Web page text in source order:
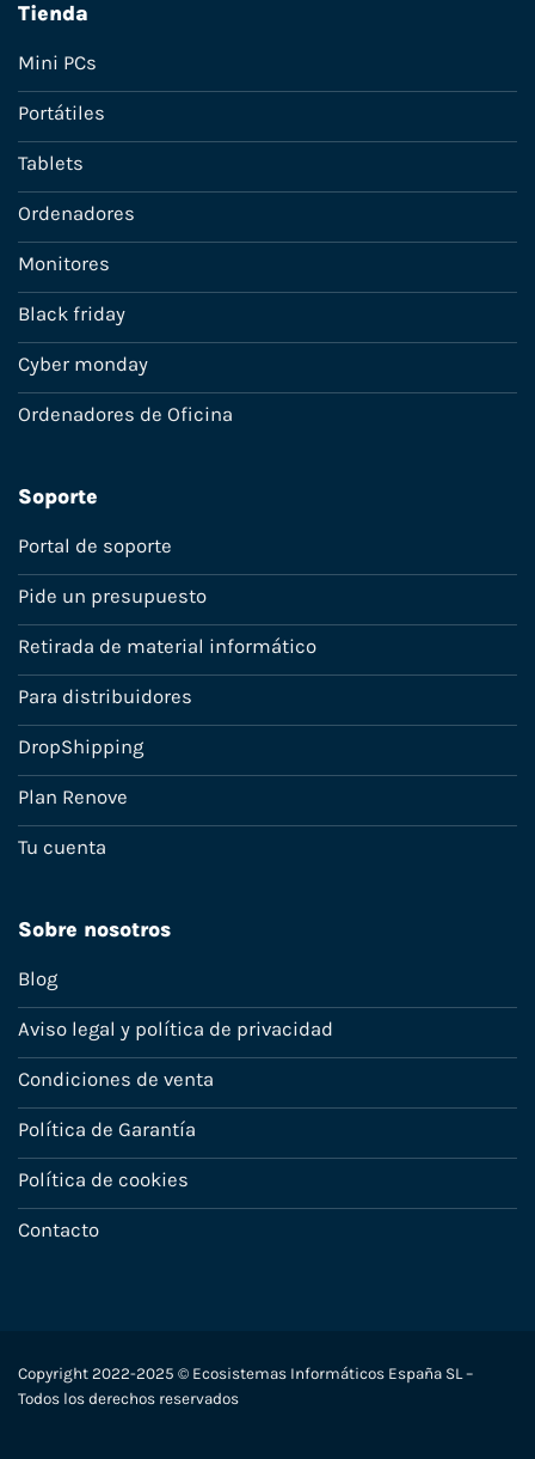
Tienda
Mini PCs
Portátiles
Tablets
Ordenadores
Monitores
Black friday
Cyber monday
Ordenadores de Oficina
Soporte
Portal de soporte
Pide un presupuesto
Retirada de material informático
Para distribuidores
DropShipping
Plan Renove
Tu cuenta
Sobre nosotros
Blog
Aviso legal y política de privacidad
Condiciones de venta
Política de Garantía
Política de cookies
Contacto
Copyright 2022-2025 © Ecosistemas Informáticos España SL –
Todos los derechos reservados